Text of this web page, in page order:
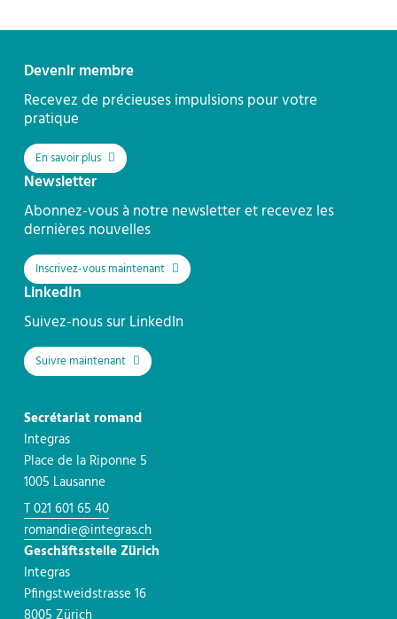
ContactDevenir membre
Recevez de précieuses impulsions pour votre
pratique
En savoir plus
Newsletter
Abonnez-vous à notre newsletter et recevez les
dernières nouvelles
Inscrivez-vous maintenant
LinkedIn
Suivez-nous sur LinkedIn
Suivre maintenant
Secrétariat romand
Integras
Place de la Riponne 5
1005 Lausanne
T 021 601 65 40
romandie@integras.ch
Geschäftsstelle Zürich
Integras
Pfingstweidstrasse 16